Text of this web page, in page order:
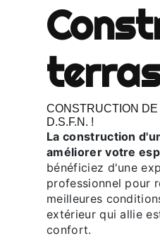
construction de
CONSTRUCTION DE TERRASSE À PAU : FAITES CONFIANCE À
D.S.F.N. !
La construction d'une terrasse est un investissement clé pour
améliorer votre
bénéficiez d'une
professionnel pour
meilleures
extérieur qui allie
confort.